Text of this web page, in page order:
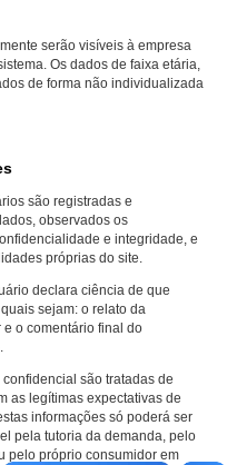
serão visíveis à empresa
Os dados de faixa etária,
de forma não individualizada
são registradas e
observados os
e integridade, e
próprias do site.
declara ciência de que
sejam: o relato da
o comentário final do
são tratadas de
as legítimas expectativas de
informações só poderá ser
pela tutoria da demanda, pelo
pelo próprio consumidor em